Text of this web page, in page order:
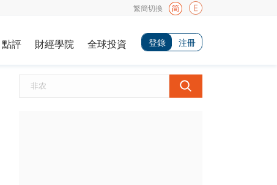
繁簡切換
點評 財經學院 全球投資 登錄 注冊